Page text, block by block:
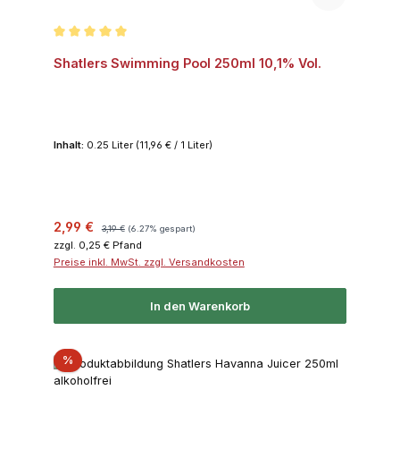
Shatlers Swimming Pool 250ml 10,1% Vol.
Inhalt: 0.25 Liter (11,96 € / 1 Liter)
Verkaufspreis:
2,99 € Regulärer Preis:
3,19 € (6.27% gespart)
zzgl. 0,25 € Pfand
Preise inkl. MwSt. zzgl. Versandkosten
In den Warenkorb
%Rabatt